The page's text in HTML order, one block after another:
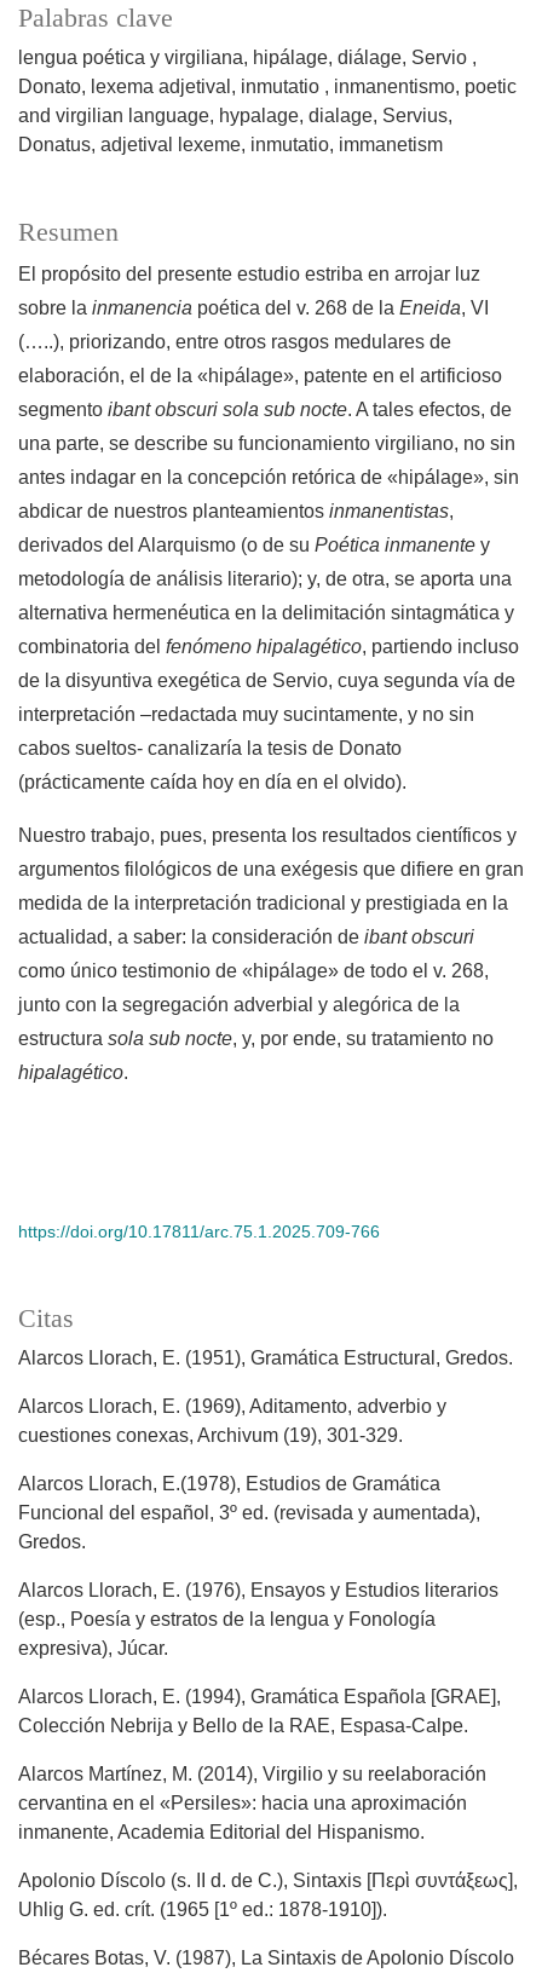
Palabras clave
lengua poética y virgiliana hipálage diálage Servio
Donato
lexema adjetival inmutatio inmanentismo poetic
and virgilian language hypalage dialage Servius
Donatus adjetival lexeme inmutatio immanetism
Resumen
El propósito del presente estudio estriba en arrojar luz
sobre la inmanencia poética del v. 268 de la Eneida, VI
(…..), priorizando, entre otros rasgos medulares de
elaboración, el de la «hipálage», patente en el artificioso
segmento ibant obscuri sola sub nocte. A tales efectos, de
una parte, se describe su funcionamiento virgiliano, no sin
antes indagar en la concepción retórica de «hipálage», sin
abdicar de nuestros planteamientos inmanentistas,
derivados del Alarquismo (o de su Poética inmanente y
metodología de análisis literario); y, de otra, se aporta una
alternativa hermenéutica en la delimitación sintagmática y
combinatoria del fenómeno hipalagético, partiendo incluso
de la disyuntiva exegética de Servio, cuya segunda vía de
interpretación –redactada muy sucintamente, y no sin
cabos sueltos- canalizaría la tesis de Donato
(prácticamente caída hoy en día en el olvido).
Nuestro trabajo, pues, presenta los resultados científicos y
argumentos filológicos de una exégesis que difiere en gran
medida de la interpretación tradicional y prestigiada en la
actualidad, a saber: la consideración de ibant obscuri
como único testimonio de «hipálage» de todo el v. 268,
junto con la segregación adverbial y alegórica de la
estructura sola sub nocte, y, por ende, su tratamiento no
hipalagético.
https://doi.org/10.17811/arc.75.1.2025.709-766
Citas
Alarcos Llorach, E. (1951), Gramática Estructural, Gredos.
Alarcos Llorach, E. (1969), Aditamento, adverbio y
cuestiones conexas, Archivum (19), 301-329.
Alarcos Llorach, E.(1978), Estudios de Gramática
Funcional del español, 3º ed. (revisada y aumentada),
Gredos.
Alarcos Llorach, E. (1976), Ensayos y Estudios literarios
(esp., Poesía y estratos de la lengua y Fonología
expresiva), Júcar.
Alarcos Llorach, E. (1994), Gramática Española [GRAE],
Colección Nebrija y Bello de la RAE, Espasa-Calpe.
Alarcos Martínez, M. (2014), Virgilio y su reelaboración
cervantina en el «Persiles»: hacia una aproximación
inmanente, Academia Editorial del Hispanismo.
Apolonio Díscolo (s. II d. de C.), Sintaxis [Περὶ συντάξεως],
Uhlig G. ed. crít. (1965 [1º ed.: 1878-1910]).
Bécares Botas, V. (1987), La Sintaxis de Apolonio Díscolo